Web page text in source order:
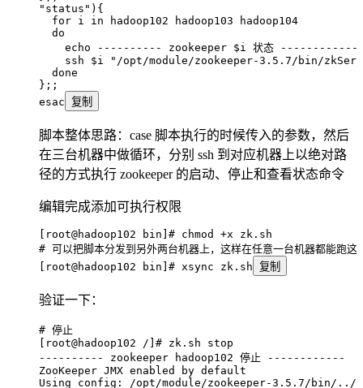
" status " ){
  for
i in hadoop102 hadoop103 hadoop104
  do
    echo
---------- zookeeper $i 状态 ------------
    ssh
$i " /opt/module/zookeeper-3.5.7/bin/
  done
};;
esac 复制
脚本整体思路：case 脚本执行的时候传入的参数，然后
在三台机器中做循环，分别 ssh 到对应机器上以绝对路
径的方式执行 zookeeper 的启动、停止和查看状态命令
编辑完成添加可执行权限
[root@hadoop102 bin]# chmod +x zk.sh
# 可以把脚本分发到另外两台机器上，这样在任意一台机器都能跑这
[root@hadoop102 bin]# xsync zk.sh 复制
验证一下：
# 停止
[root@hadoop102 /]# zk.sh stop
----------
zookeeper hadoop102 停止 ------------
ZooKeeper JMX enabled by default
Using config: /opt/module/zookeeper-3.5.7/bin/../